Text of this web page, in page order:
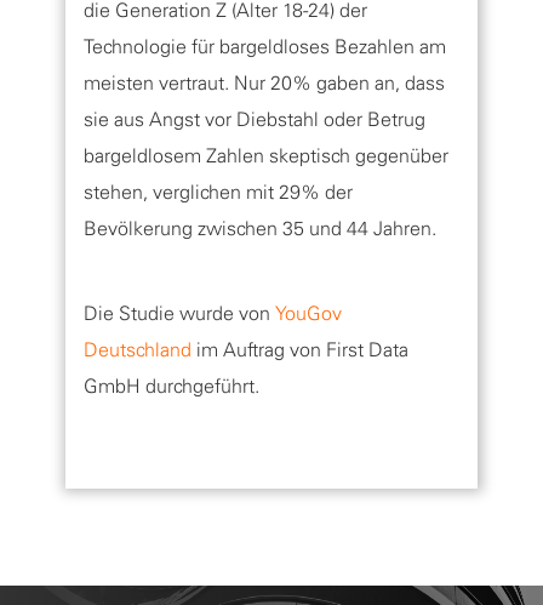
die Generation Z (Alter 18-24) der
Technologie für bargeldloses Bezahlen am
meisten vertraut. Nur 20% gaben an, dass
sie aus Angst vor Diebstahl oder Betrug
bargeldlosem Zahlen skeptisch gegenüber
stehen, verglichen mit 29% der
Bevölkerung zwischen 35 und 44 Jahren.
Die Studie wurde von YouGov
Deutschland im Auftrag von First Data
GmbH durchgeführt.